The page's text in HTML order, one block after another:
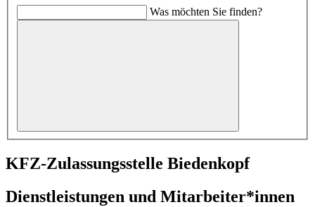
Was möchten Sie finden?
KFZ-Zulassungsstelle Biedenkopf
Dienstleistungen und Mitarbeiter*innen